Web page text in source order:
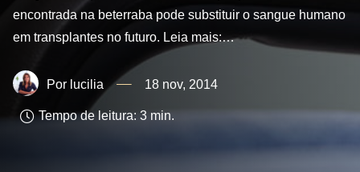
encontrada na beterraba pode substituir o sangue humano
em transplantes no futuro. Leia mais:…
lucilia 18 nov, 2014
Tempo de leitura: 3 min.